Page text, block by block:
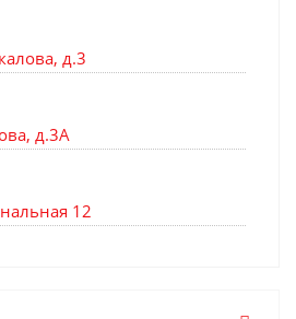
д.3
д.3А
12